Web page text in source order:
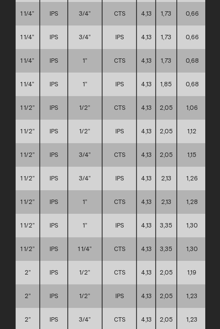
1 1/4” IPS 3/4” CTS 4,13 1,73 0,66
1 1/4” IPS 3/4” IPS 4,13 1,73 0,66
1 1/4” IPS 1” CTS 4,13 1,73 0,68
1 1/4” IPS 1” IPS 4,13 1,85 0,68
1 1/2” IPS 1/2” CTS 4,13 2,05 1,06
1 1/2” IPS 1/2” IPS 4,13 2,05 1,12
1 1/2” IPS 3/4” CTS 4,13 2,05 1,15
1 1/2” IPS 3/4” IPS 4,13 2,13 1,26
1 1/2” IPS 1” CTS 4,13 2,13 1,28
1 1/2” IPS 1” IPS 4,13 3,35 1,30
1 1/2” IPS 1 1/4” CTS 4,13 3,35 1,30
2” IPS 1/2” CTS 4,13 2,05 1,19
2” IPS 1/2” IPS 4,13 2,05 1,23
2” IPS 3/4” CTS 4,13 2,05 1,23